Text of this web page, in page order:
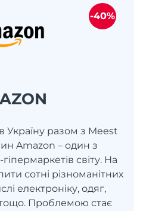
Україну разом з Meest
Amazon – один з
світу. На
сотні різноманітних
електроніку, одяг,
Проблемою стає
-40%